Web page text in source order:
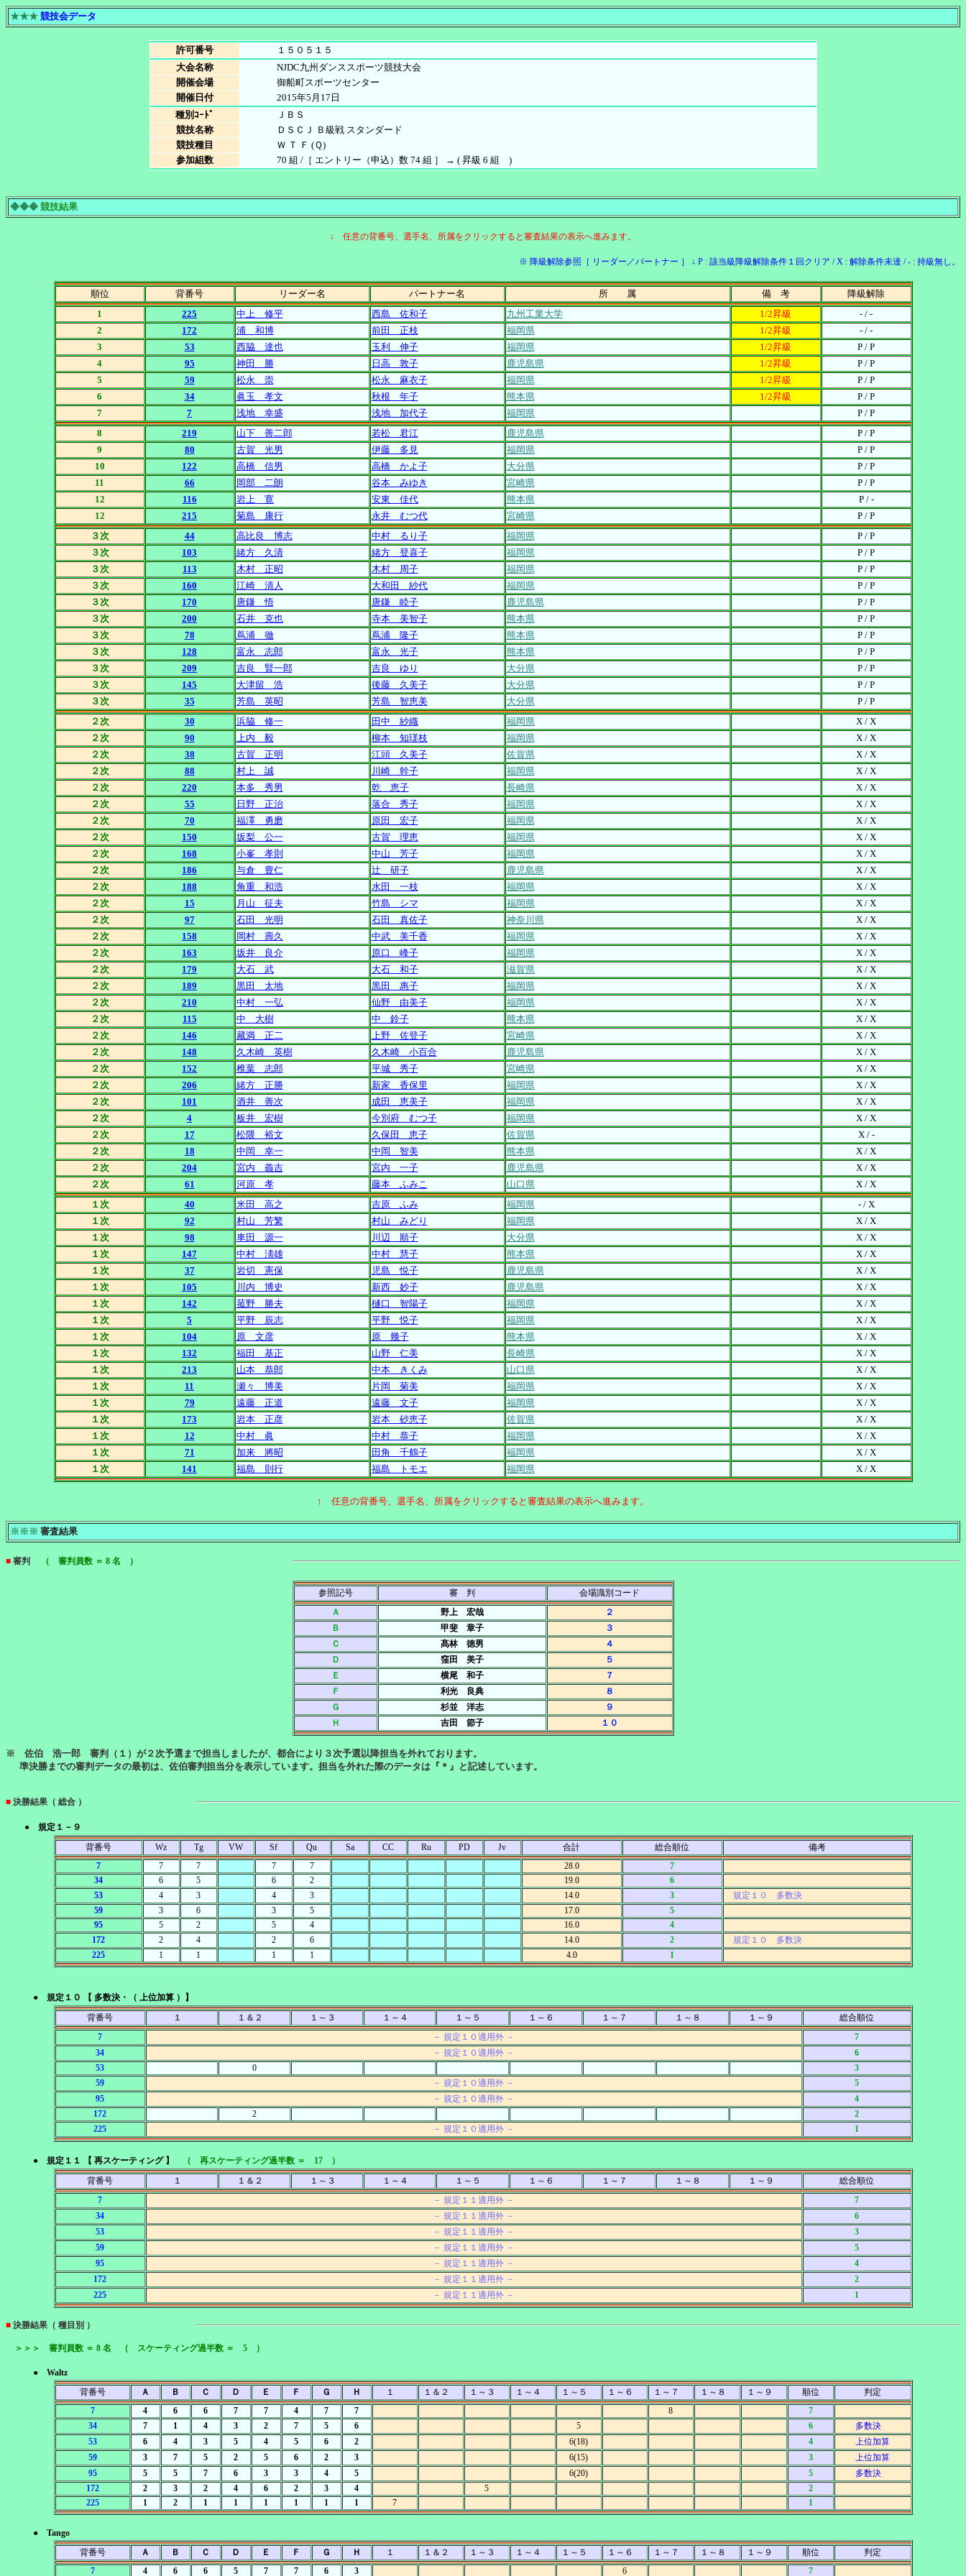
★★★ 競技会データ
許可番号
１５０５１５
大会名称
NJDC九州ダンススポーツ競技大会
開催会場
御船町スポーツセンター
開催日付
2015年5月17日
種別ｺｰﾄﾞ
ＪＢＳ
競技名称
ＤＳＣＪ Ｂ級戦 スタンダード
競技種目
Ｗ Ｔ Ｆ (Ｑ)
参加組数
70 組 /［ エントリー（申込）数 74 組 ］ → ( 昇級 6 組 )
◆◆◆ 競技結果
↓ 任意の背番号、選手名、所属をクリックすると審査結果の表示へ進みます。
※ 降級解除参照［ リーダー／パートナー ］ ↓ P : 該当級降級解除条件１回クリア / X : 解除条件未達 / - : 持級無し。
順位 背番号 リーダー名 パートナー名 所 属 備 考
降級解除
1
225 中上 修平 西島 佐和子 九州工業大学 1/2昇級
- / -
2
172 浦 和博 前田 正枝 福岡県 1/2昇級
- / -
3
53 西脇 達也 玉利 伸子 福岡県 1/2昇級
P / P
4
95 神田 勝 日高 敦子 鹿児島県 1/2昇級
P / P
5
59 松永 崇 松永 麻衣子 福岡県 1/2昇級
P / P
6
34 眞玉 孝文 秋根 年子 熊本県 1/2昇級
P / P
7
7 浅地 幸盛 浅地 加代子 福岡県
P / P
8
219 山下 善二郎 若松 君江 鹿児島県
P / P
9
80 古賀 光男 伊藤 多見 福岡県
P / P
10
122 高橋 信男 高橋 かよ子 大分県
P / P
11
66 岡部 二朗 谷本 みゆき 宮崎県
P / P
12
116 岩上 寛 安東 佳代 熊本県
P / -
12
215 菊島 康行 永井 むつ代 宮崎県
P / P
３次
44 高比良 博志 中村 るり子 福岡県
P / P
３次
103 緒方 久清 緒方 登喜子 福岡県
P / P
３次
113 木村 正昭 木村 周子 福岡県
P / P
３次
160 江崎 清人 大和田 紗代 福岡県
P / P
３次
170 唐鎌 悟 唐鎌 睦子 鹿児島県
P / P
３次
200 石井 克也 寺本 美智子 熊本県
P / P
３次
78 蔦浦 徹 蔦浦 隆子 熊本県
P / P
３次
128 富永 志郎 富永 光子 熊本県
P / P
３次
209 吉良 賢一郎 吉良 ゆり 大分県
P / P
３次
145 大津留 浩 後藤 久美子 大分県
P / P
３次
35 芳島 英昭 芳島 智恵美 大分県
P / P
２次
30 浜脇 修一 田中 紗織 福岡県
X / X
２次
90 上内 毅 柳本 知瑳枝 福岡県
X / X
２次
38 古賀 正明 江頭 久美子 佐賀県
X / X
２次
88 村上 誠 川崎 幹子 福岡県
X / X
２次
220 本多 秀男 乾 恵子 長崎県
X / X
２次
55 日野 正治 落合 秀子 福岡県
X / X
２次
70 福澤 勇磨 原田 宏子 福岡県
X / X
２次
150 坂梨 公一 古賀 理恵 福岡県
X / X
２次
168 小峯 孝則 中山 芳子 福岡県
X / X
２次
186 与倉 豊仁 辻 研子 鹿児島県
X / X
２次
188 角重 和浩 水田 一枝 福岡県
X / X
２次
15 月山 征夫 竹島 シマ 福岡県
X / X
２次
97 石田 光明 石田 真佐子 神奈川県
X / X
２次
158 岡村 壽久 中武 美千香 福岡県
X / X
２次
163 坂井 良介 原口 峰子 福岡県
X / X
２次
179 大石 武 大石 和子 滋賀県
X / X
２次
189 黒田 太地 黒田 惠子 福岡県
X / X
２次
210 中村 一弘 仙野 由美子 福岡県
X / X
２次
115 中 大樹 中 鈴子 熊本県
X / X
２次
146 藏満 正二 上野 佐登子 宮崎県
X / X
２次
148 久木崎 英樹 久木崎 小百合 鹿児島県
X / X
２次
152 椎葉 志郎 平城 秀子 宮崎県
X / X
２次
206 緒方 正勝 新家 香保里 福岡県
X / X
２次
101 酒井 善次 成田 恵美子 福岡県
X / X
２次
4 板井 宏樹 今別府 むつ子 福岡県
X / X
２次
17 松隈 裕文 久保田 恵子 佐賀県
X / -
２次
18 中岡 幸一 中岡 智美 熊本県
X / X
２次
204 宮内 義吉 宮内 一子 鹿児島県
X / X
２次
61 河原 孝 藤本 ふみこ 山口県
X / X
１次
40 米田 高之 吉原 ふみ 福岡県
- / X
１次
92 村山 芳繁 村山 みどり 福岡県
X / X
１次
98 車田 源一 川辺 順子 大分県
X / X
１次
147 中村 淸雄 中村 慧子 熊本県
X / X
１次
37 岩切 憲保 児島 悦子 鹿児島県
X / X
１次
105 川内 博史 新西 妙子 鹿児島県
X / X
１次
142 菰野 勝夫 樋口 智陽子 福岡県
X / X
１次
5 平野 辰志 平野 悦子 福岡県
X / X
１次
104 原 文彦 原 幾子 熊本県
X / X
１次
132 福田 基正 山野 仁美 長崎県
X / X
１次
213 山本 恭郎 中本 きくみ 山口県
X / X
１次
11 瀬々 博美 片岡 菊美 福岡県
X / X
１次
79 遠藤 正道 遠藤 文子 福岡県
X / X
１次
173 岩本 正彦 岩本 砂恵子 佐賀県
X / X
１次
12 中村 眞 中村 恭子 福岡県
X / X
１次
71 加来 將昭 田角 千鶴子 福岡県
X / X
１次
141 福島 則行 福島 トモエ 福岡県 X / X
↑ 任意の背番号、選手名、所属をクリックすると審査結果の表示へ進みます。
※※※ 審査結果
■ 審判 （ 審判員数 ＝ 8 名 ）
参照記号 審 判
会場識別コード
Ａ
野上 宏哉
２
Ｂ
甲斐 章子
３
Ｃ
髙林 徳男
４
Ｄ
窪田 美子
５
Ｅ
横尾 和子
７
Ｆ
利光 良典
８
Ｇ
杉並 洋志
９
Ｈ
吉田 節子 １０
※ 佐伯 浩一郎 審判（１）が２次予選まで担当しましたが、都合により３次予選以降担当を外れております。
準決勝までの審判データの最初は、佐伯審判担当分を表示しています。担当を外れた際のデータは『＊』と記述しています。
■ 決勝結果（ 総合 ）
● 規定１－９
背番号
Wz Tg VW Sf Qu Sa CC Ru PD Jv 合計 総合順位
備考
7
7 7 7 7 28.0
7
34
6 5 6 2 19.0
6
53
4 3 4 3 14.0 3
規定１０ 多数決
59
3 6 3 5 17.0
5
95
5 2 5 4 16.0
4
172
2 4 2 6 14.0 2
規定１０ 多数決
225
1 1 1 1 4.0 1
● 規定１０ 【 多数決・（ 上位加算 ）】
背番号
１ １＆２ １～３ １～４ １～５ １～６ １～７ １～８ １～９
総合順位
7
－ 規定１０適用外 －
7
34
－ 規定１０適用外 －
6
53
0
3
59
－ 規定１０適用外 －
5
95
－ 規定１０適用外 －
4
172
2
2
225
－ 規定１０適用外 － 1
● 規定１１ 【 再スケーティング 】
（ 再スケーティング過半数 ＝ 17 ）
背番号
１ １＆２ １～３ １～４ １～５ １～６ １～７ １～８ １～９
総合順位
7
－ 規定１１適用外 －
7
34
－ 規定１１適用外 －
6
53
－ 規定１１適用外 －
3
59
－ 規定１１適用外 －
5
95
－ 規定１１適用外 －
4
172
－ 規定１１適用外 －
2
225
－ 規定１１適用外 － 1
■ 決勝結果（ 種目別 ）
＞＞＞ 審判員数 ＝ 8 名 （ スケーティング過半数 ＝ 5 ）
● Waltz
背番号
Ａ Ｂ Ｃ Ｄ Ｅ Ｆ Ｇ Ｈ １ １＆２ １～３ １～４ １～５ １～６ １～７ １～８ １～９ 順位
判定
7
4 6 6 7 7 4 7 7 8
7
34
7 1 4 3 2 7 5 6 5 6
多数決
53
6 4 3 5 4 5 6 2 6(18) 4
上位加算
59
3 7 5 2 5 6 2 3 6(15) 3
上位加算
95
5 5 7 6 3 3 4 5 6(20) 5
多数決
172
2 3 2 4 6 2 3 4 5
2
225
1 2 1 1 1 1 1 1 7 1
● Tango
背番号
Ａ Ｂ Ｃ Ｄ Ｅ Ｆ Ｇ Ｈ １ １＆２ １～３ １～４ １～５ １～６ １～７ １～８ １～９ 順位
判定
7
4 6 6 5 7 7 6 3 6 7